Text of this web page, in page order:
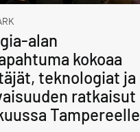
alan
kokoaa
teknologiat ja
ratkaisut
Tampereelle